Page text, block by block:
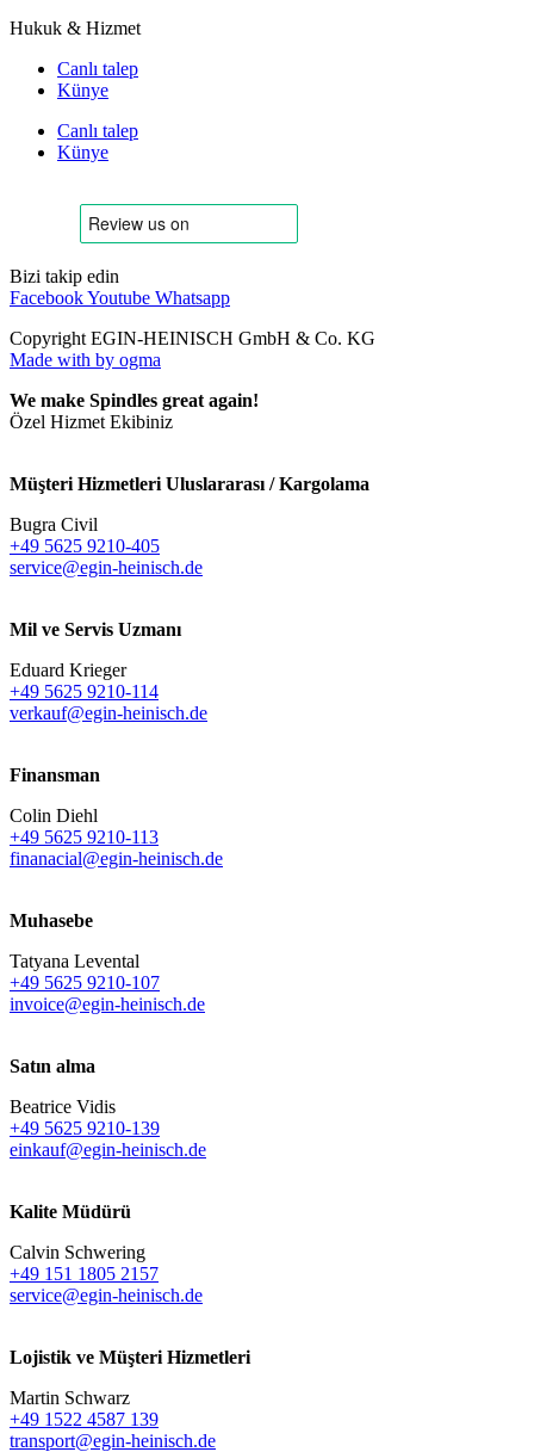
Hukuk & Hizmet
Canlı talep
Künye
Canlı talep
Künye
Bizi takip edin
FacebookYoutube Whatsapp
Copyright EGIN-HEINISCH GmbH & Co. KG
Made with by ogma
We make Spindles great again!
Özel Hizmet Ekibiniz
Müşteri Hizmetleri Uluslararası / Kargolama
Bugra Civil
+49 5625 9210-405
service@egin-heinisch.de
Mil ve Servis Uzmanı
Eduard Krieger
+49 5625 9210-114
verkauf@egin-heinisch.de
Finansman
Colin Diehl
+49 5625 9210-113
finanacial@egin-heinisch.de
Muhasebe
Tatyana Levental
+49 5625 9210-107
invoice@egin-heinisch.de
Satın alma
Beatrice Vidis
+49 5625 9210-139
einkauf@egin-heinisch.de
Kalite Müdürü
Calvin Schwering
+49 151 1805 2157
service@egin-heinisch.de
Lojistik ve Müşteri Hizmetleri
Martin Schwarz
+49 1522 4587 139
transport@egin-heinisch.de